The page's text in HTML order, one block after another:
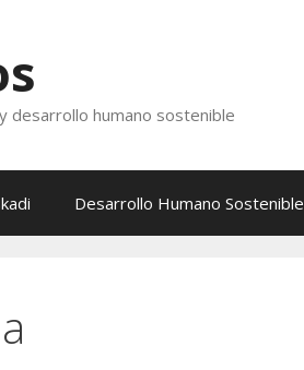
desarrollo humano sostenible
Desarrollo Humano Sostenible